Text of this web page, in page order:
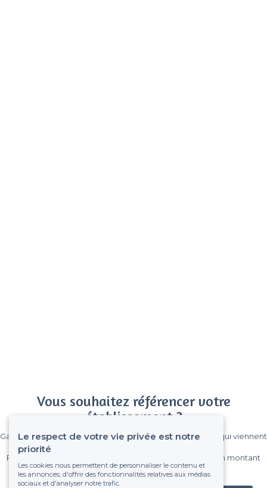
Vous souhaitez référencer votre
établissement ?
Gagnez de nombreux clients parmi le million de visiteurs qui viennent
Pas de commissions et sans engagement, vous payez un montant
fixe sans risque de voir déraper la facture.
Le respect de votre vie privée est notre
priorité
Les cookies nous permettent de personnaliser le contenu et
les annonces, d'offrir des fonctionnalités relatives aux médias
sociaux et d'analyser notre trafic.